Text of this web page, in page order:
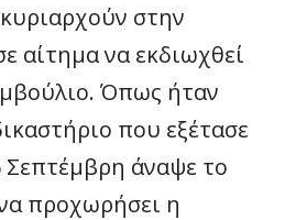
στην
αίτημα να εκδιωχθεί
Όπως ήταν
που εξέτασε
Σεπτέμβρη άναψε το
προχωρήσει η